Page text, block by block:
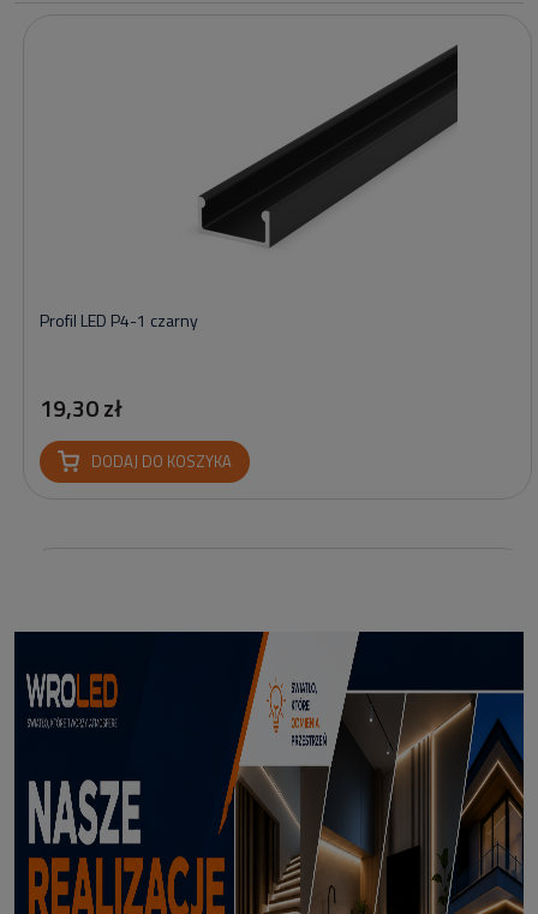
Profil LED P4-1 czarny
19,30 zł
DODAJ DO KOSZYKA
Profil led Profil LED P6-2 ½ biały 3m